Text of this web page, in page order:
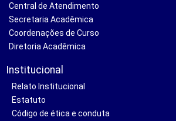
Central de Atendimento
Secretaria Acadêmica
Coordenações de Curso
Diretoria Acadêmica
Institucional
Relato Institucional
Estatuto
Código de ética e conduta